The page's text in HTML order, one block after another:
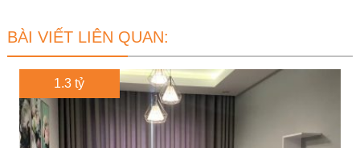
BÀI VIẾT LIÊN QUAN:
1.3 tỷ